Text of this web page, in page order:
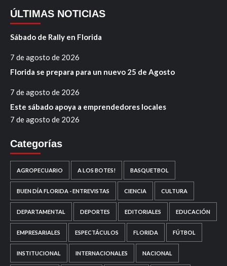
ÚLTIMAS NOTICIAS
Sábado de Rally en Florida
7 de agosto de 2026
Florida se prepara para un nuevo 25 de Agosto
7 de agosto de 2026
Este sábado apoya a emprendedores locales
7 de agosto de 2026
Categorías
AGROPECUARIO A LOS BOTES! BASQUETBOL
BUEN DÍA FLORIDA - ENTREVISTAS CIENCIA CULTURA
DEPARTAMENTAL DEPORTES EDITORIALES EDUCACIÓN
EMPRESARIALES ESPECTÁCULOS FLORIDA FÚTBOL
INSTITUCIONAL INTERNACIONALES NACIONAL